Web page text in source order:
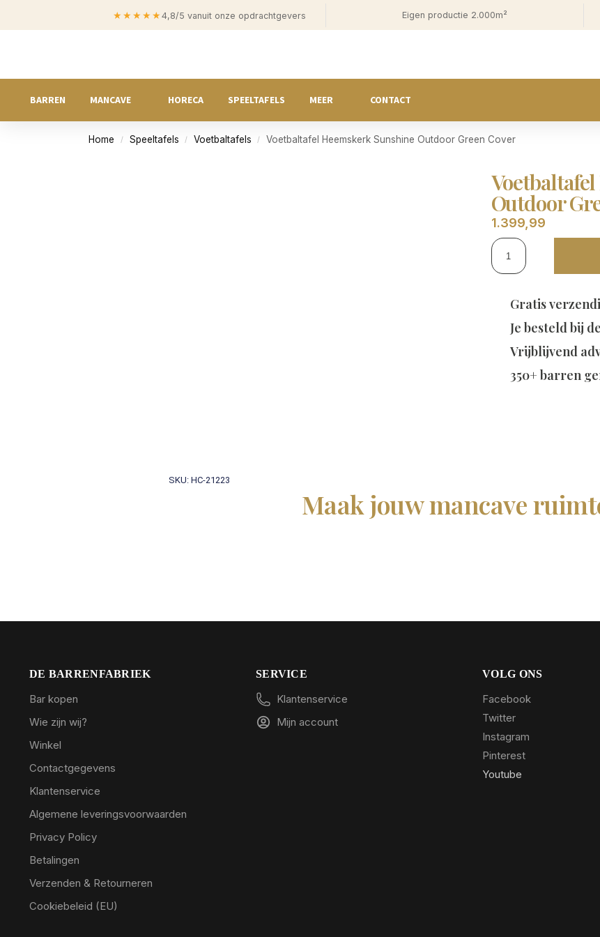
★★★★★ 4,8/5 vanuit onze opdrachtgevers Eigen productie 2.000m²
BARREN MANCAVE HORECA SPEELTAFELS MEER CONTACT
Home / Speeltafels / Voetbaltafels / Voetbaltafel Heemskerk Sunshine Outdoor Green Cover
Outdoor
1.399,99
Gratis
Je besteld bij de
Vrijblijvend
350+ barren
SKU: HC-21223
Maak jouw mancave
DE BARRENFABRIEK
Bar kopen
Wie zijn wij?
Winkel
Contactgegevens
Klantenservice
Algemene leveringsvoorwaarden
Privacy Policy
Betalingen
Verzenden & Retourneren
Cookiebeleid (EU)
SERVICE
Klantenservice
Mijn account
VOLG ONS
Facebook
Twitter
Instagram
Pinterest
Youtube